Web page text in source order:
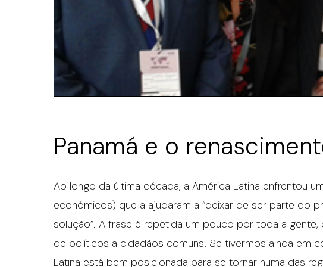
Panamá e o
Ao longo da última década, a América Latina enfrentou
económicos) que a ajudaram a “deixar de ser parte do
solução”. A frase é repetida um pouco por toda a
de políticos a cidadãos comuns. Se tivermos ainda em
Latina está bem posicionada para se tornar numa das